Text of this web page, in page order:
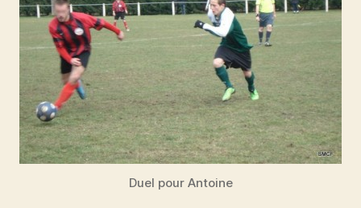
Duel pour Antoine